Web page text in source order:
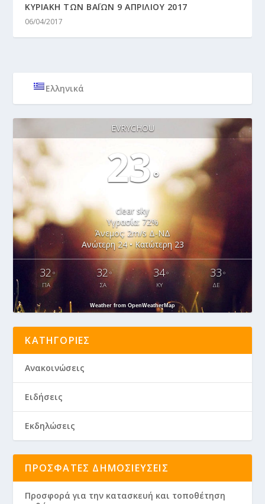
ΚΥΡΙΑΚΗ ΤΩΝ ΒΑΪΩΝ 9 ΑΠΡΙΛΙΟΥ 2017
06/04/2017
Ελληνικά
EVRYCHOU
23°
clear sky
Υγρασία: 72%
Άνεμος: 2m/s Δ-ΝΔ
Ανώτερη 24 • Κατώτερη 23
32 °
ΠΑ
32°
ΣΑ
34°
ΚΥ
33 °
ΔΕ
Weather from OpenWeatherMap
ΚΑΤΗΓΟΡΊΕΣ
Ανακοινώσεις
Ειδήσεις
Εκδηλώσεις
ΠΡΌΣΦΑΤΕΣ ΔΗΜΟΣΙΕΎΣΕΙΣ
Προσφορά για την κατασκευή και τοποθέτηση